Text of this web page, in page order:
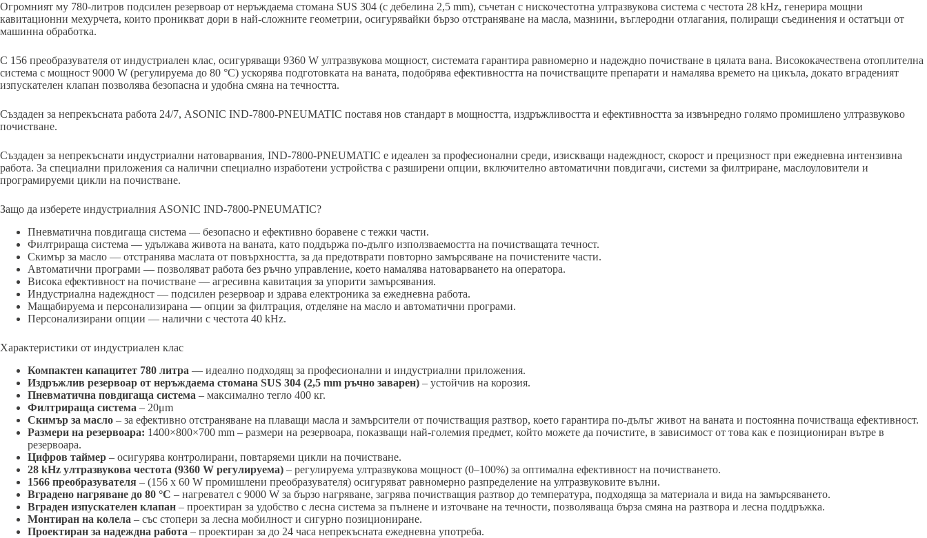
Огромният му 780-литров подсилен резервоар от неръждаема стомана SUS 304 (с дебелина 2,5 mm), съчетан с нискочестотна ултразвукова система с честота 28 kHz, генерира мощни
кавитационни мехурчета, които проникват дори в най-сложните геометрии, осигурявайки бързо отстраняване на масла, мазнини, въглеродни отлагания, полиращи съединения и остатъци от
машинна обработка.
С 156 преобразувателя от индустриален клас, осигуряващи 9360 W ултразвукова мощност, системата гарантира равномерно и надеждно почистване в цялата вана. Висококачествена отоплителна
система с мощност 9000 W (регулируема до 80 °C) ускорява подготовката на ваната, подобрява ефективността на почистващите препарати и намалява времето на цикъла, докато вграденият
изпускателен клапан позволява безопасна и удобна смяна на течността.
Създаден за непрекъсната работа 24/7, ASONIC IND-7800-PNEUMATIC поставя нов стандарт в мощността, издръжливостта и ефективността за извънредно голямо промишлено ултразвуково
почистване.
Създаден за непрекъснати индустриални натоварвания, IND-7800-PNEUMATIC е идеален за професионални среди, изискващи надеждност, скорост и прецизност при ежедневна интензивна
работа. За специални приложения са налични специално изработени устройства с разширени опции, включително автоматични повдигачи, системи за филтриране, маслоуловители и
програмируеми цикли на почистване.
Защо да изберете индустриалния ASONIC IND-7800-PNEUMATIC?
Пневматична повдигаща система — безопасно и ефективно боравене с тежки части.
Филтрираща система — удължава живота на ваната, като поддържа по-дълго използваемостта на почистващата течност.
Скимър за масло — отстранява маслата от повърхността, за да предотврати повторно замърсяване на почистените части.
Автоматични програми — позволяват работа без ръчно управление, което намалява натоварването на оператора.
Висока ефективност на почистване — агресивна кавитация за упорити замърсявания.
Индустриална надеждност — подсилен резервоар и здрава електроника за ежедневна работа.
Мащабируема и персонализирана — опции за филтрация, отделяне на масло и автоматични програми.
Персонализирани опции — налични с честота 40 kHz.
Характеристики от индустриален клас
Компактен капацитет 780 литра — идеално подходящ за професионални и индустриални приложения.
Издръжлив резервоар от неръждаема стомана SUS 304 (2,5 mm ръчно заварен) – устойчив на корозия.
Пневматична повдигаща система – максимално тегло 400 кг.
Филтрираща система – 20μm
Скимър за масло – за ефективно отстраняване на плаващи масла и замърсители от почистващия разтвор, което гарантира по-дълъг живот на ваната и постоянна почистваща ефективност.
Размери на резервоара: 1400×800×700 mm – размери на резервоара, показващи най-големия предмет, който можете да почистите, в зависимост от това как е позициониран вътре в
резервоара.
Цифров таймер – осигурява контролирани, повтаряеми цикли на почистване.
28 kHz ултразвукова честота (9360 W регулируема) – регулируема ултразвукова мощност (0–100%) за оптимална ефективност на почистването.
1566 преобразувателя – (156 x 60 W промишлени преобразувателя) осигуряват равномерно разпределение на ултразвуковите вълни.
Вградено нагряване до 80 °C – нагревател с 9000 W за бързо нагряване, загрява почистващия разтвор до температура, подходяща за материала и вида на замърсяването.
Вграден изпускателен клапан – проектиран за удобство с лесна система за пълнене и източване на течности, позволяваща бърза смяна на разтвора и лесна поддръжка.
Монтиран на колела – със стопери за лесна мобилност и сигурно позициониране.
Проектиран за надеждна работа – проектиран за до 24 часа непрекъсната ежедневна употреба.